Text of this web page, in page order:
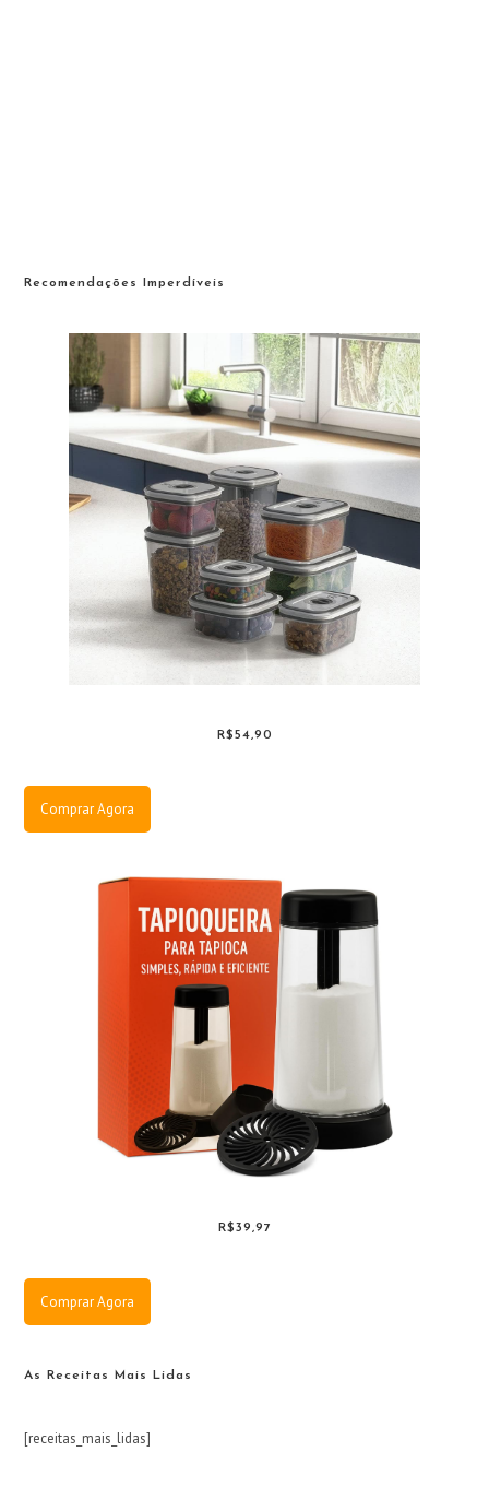
Recomendações Imperdíveis
R$54,90
Comprar Agora
R$39,97
Comprar Agora
As Receitas Mais Lidas
[receitas_mais_lidas]